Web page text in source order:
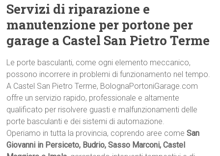
Servizi di riparazione e
manutenzione per portone per
garage a Castel San Pietro Terme
Le porte basculanti, come ogni elemento meccanico,
possono incorrere in problemi di funzionamento nel tempo.
A Castel San Pietro Terme, BolognaPortoniGarage.com
offre un servizio rapido, professionale e altamente
qualificato per risolvere guasti e malfunzionamenti delle
porte basculanti e dei sistemi di automazione.
Operiamo in tutta la provincia, coprendo aree comeSan
Giovanni in Persiceto, Budrio, Sasso Marconi, Castel